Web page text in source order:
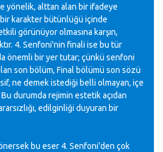
yönelik, alttan alan bir ifadeye
karakter bütünlüğü içinde
görünüyor olmasına karşın,
4. Senfoni'nin finali ise bu tür
önemli bir yer tutar; çünkü senfoni
son bölüm, Final bölümü son sözü
ne demek istediği belli olmayan, içe
durumda rejimin estetik açıdan
edilginliği duyuran bir
bu eser 4. Senfoni'den çok